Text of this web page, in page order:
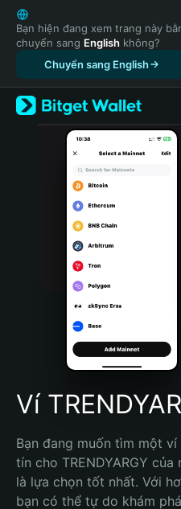
English
日本語
Tiếng Việt
Русский
Español (Latinoamérica)
Türkçe
Italiano
Português (Portugal)
Bahasa Indonesia
Português (Brasil)
Español (Argentina)
Bạn hiện đang xem trang này
chuyển sang English không?
Chuyển sang English
Ví
Bạn đang muốn tìm một
tín cho TRENDYARGY
là lựa chọn tốt nhất. Với
bạn có thể tự do khám